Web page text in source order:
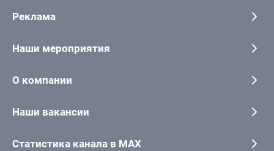
Реклама
Наши мероприятия
О компании
Наши вакансии
Статистика канала в MAX